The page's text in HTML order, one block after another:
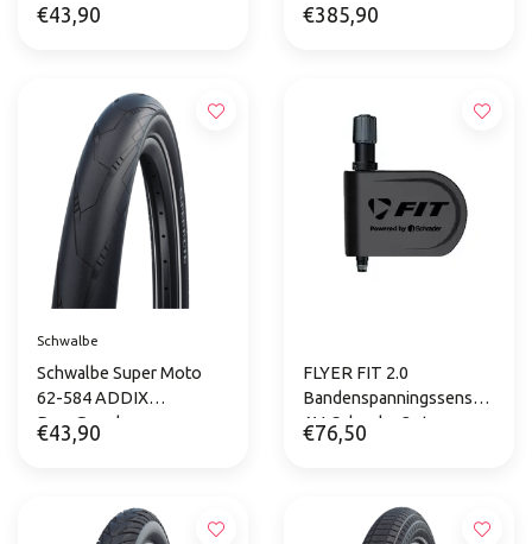
€43,90 €385,90
Schwalbe
Schwalbe Super Moto
62-584 ADDIX
RaceGuard
€43,90
FLYER FIT 2.0
Bandenspanningssensor
AV-Schrader 2 st.
€76,50